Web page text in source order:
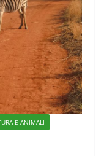
E ANIMALI